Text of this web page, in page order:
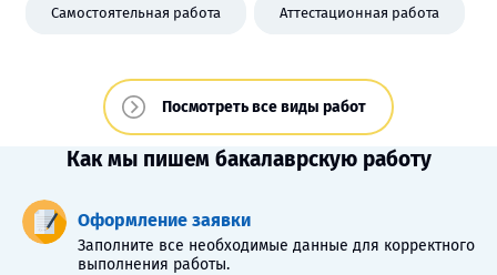
Самостоятельная работа Аттестационная работа
Посмотреть все виды работ
Как мы пишем бакалаврскую работу
Оформление заявки
Заполните все необходимые данные для корректного
выполнения работы.